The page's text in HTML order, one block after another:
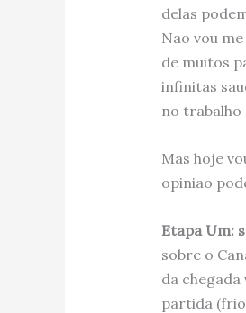
delas
Nao vou
de muitos
infinitas
no
Mas hoje
opiniao
Etapa Um:
sobre o
da
partida